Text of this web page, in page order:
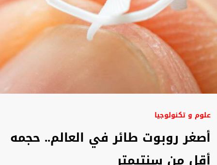
علوم و تكنولوجيا
أصغر روبوت طائر في العالم.. حجمه